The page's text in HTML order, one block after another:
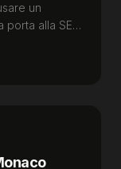
un
porta alla SEO